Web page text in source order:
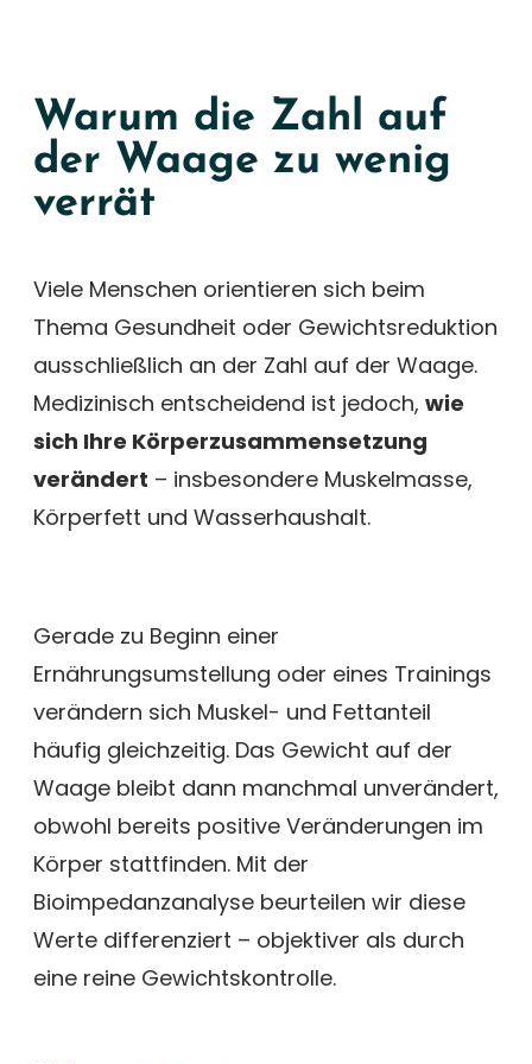
Warum die Zahl auf
der Waage zu wenig
verrät
Viele Menschen orientieren sich beim
Thema Gesundheit oder Gewichtsreduktion
ausschließlich an der Zahl auf der Waage.
Medizinisch entscheidend ist jedoch, wie
sich Ihre Körperzusammensetzung
verändert – insbesondere Muskelmasse,
Körperfett und Wasserhaushalt.
Gerade zu Beginn einer
Ernährungsumstellung oder eines Trainings
verändern sich Muskel- und Fettanteil
häufig gleichzeitig. Das Gewicht auf der
Waage bleibt dann manchmal unverändert,
obwohl bereits positive Veränderungen im
Körper stattfinden. Mit der
Bioimpedanzanalyse beurteilen wir diese
Werte differenziert – objektiver als durch
eine reine Gewichtskontrolle.